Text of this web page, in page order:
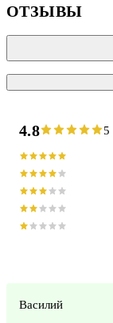
ОТЗЫВЫ
4.8 5
Василий